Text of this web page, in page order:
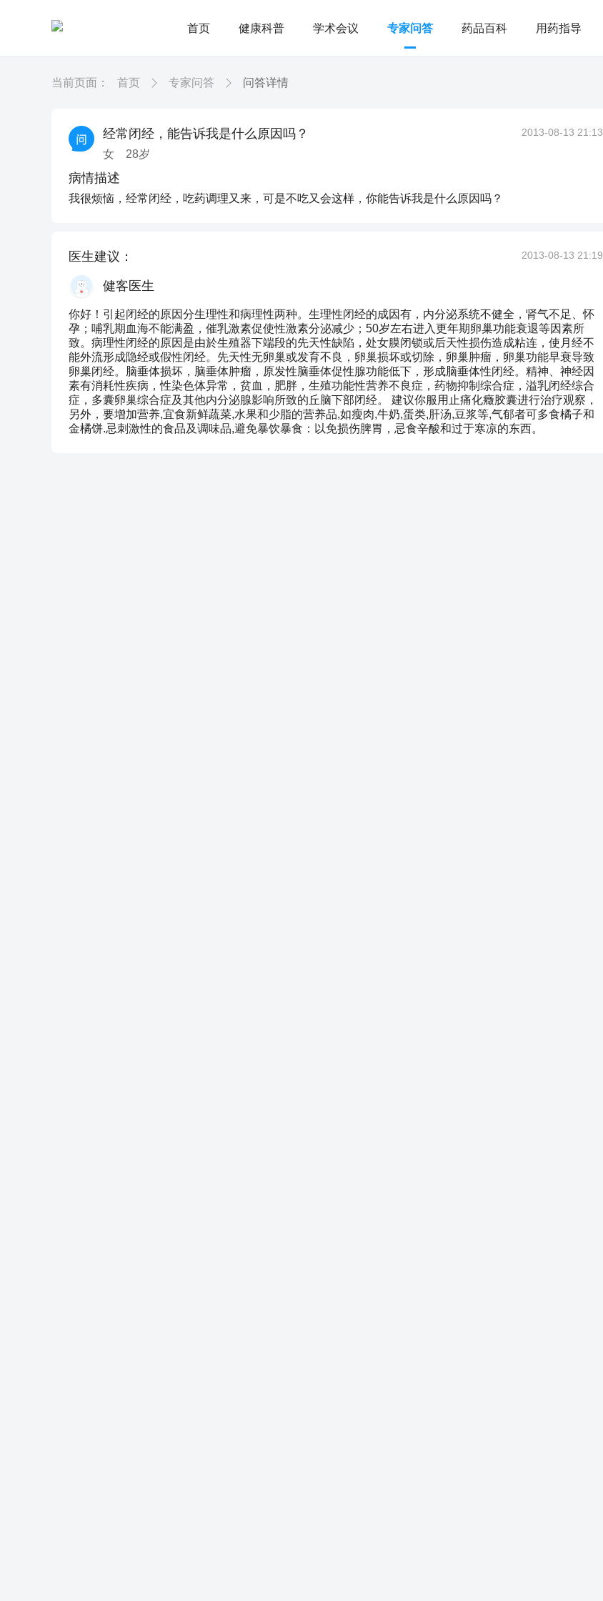
首页 健康科普 学术会议 专家问答 药品百科 用药指导
当前页面： 首页 专家问答 问答详情
经常闭经，能告诉我是什么原因吗？
女 28岁
2013-08-13 21:13
病情描述
我很烦恼，经常闭经，吃药调理又来，可是不吃又会这样，你能告诉我是什么原因吗？
医生建议： 2013-08-13 21:19
健客医生
你好！引起闭经的原因分生理性和病理性两种。生理性闭经的成因有，内分泌系统不健全，肾气不足、怀
孕；哺乳期血海不能满盈，催乳激素促使性激素分泌减少；50岁左右进入更年期卵巢功能衰退等因素所
致。病理性闭经的原因是由於生殖器下端段的先天性缺陷，处女膜闭锁或后天性损伤造成粘连，使月经不
能外流形成隐经或假性闭经。先天性无卵巢或发育不良，卵巢损坏或切除，卵巢肿瘤，卵巢功能早衰导致
卵巢闭经。脑垂体损坏，脑垂体肿瘤，原发性脑垂体促性腺功能低下，形成脑垂体性闭经。精神、神经因
素有消耗性疾病，性染色体异常，贫血，肥胖，生殖功能性营养不良症，药物抑制综合症，溢乳闭经综合
症，多囊卵巢综合症及其他内分泌腺影响所致的丘脑下部闭经。 建议你服用止痛化癥胶囊进行治疗观察，
另外，要增加营养,宜食新鲜蔬菜,水果和少脂的营养品,如瘦肉,牛奶,蛋类,肝汤,豆浆等,气郁者可多食橘子和
金橘饼.忌刺激性的食品及调味品,避免暴饮暴食：以免损伤脾胃，忌食辛酸和过于寒凉的东西。